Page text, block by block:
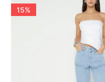
15%